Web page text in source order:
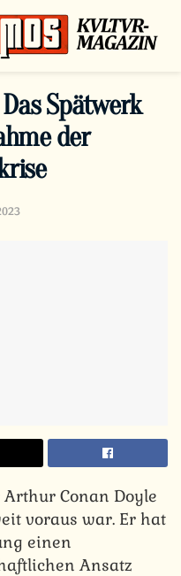
Spätwerk
der
Conan Doyle
voraus war. Er hat
einen
Ansatz